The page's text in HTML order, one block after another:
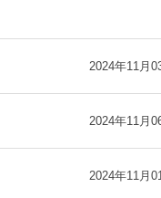
2024年11月
2024年11月
2024年11月